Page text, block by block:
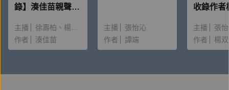
產品企劃：王子懿
錄音：劉彥呈
錄】湊佳苗親聲朗
主播 徐壽柏
楊雅淳
作者
湊佳苗
主播
張怡沁
作者
譚端
收錄作者
主播
張
作者
楊